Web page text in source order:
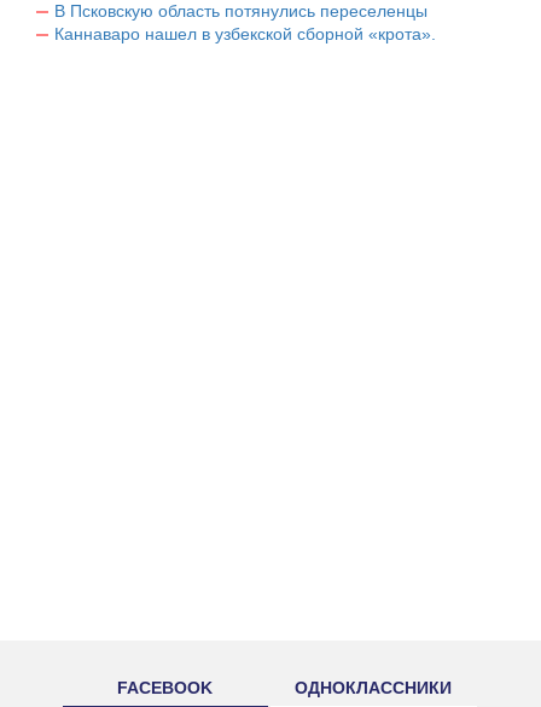
В Псковскую область потянулись переселенцы
Каннаваро нашел в узбекской сборной «крота».
FACEBOOK ОДНОКЛАССНИКИ